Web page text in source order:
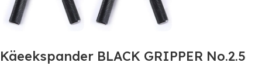
Käeekspander BLACK GRIPPER No.2.5